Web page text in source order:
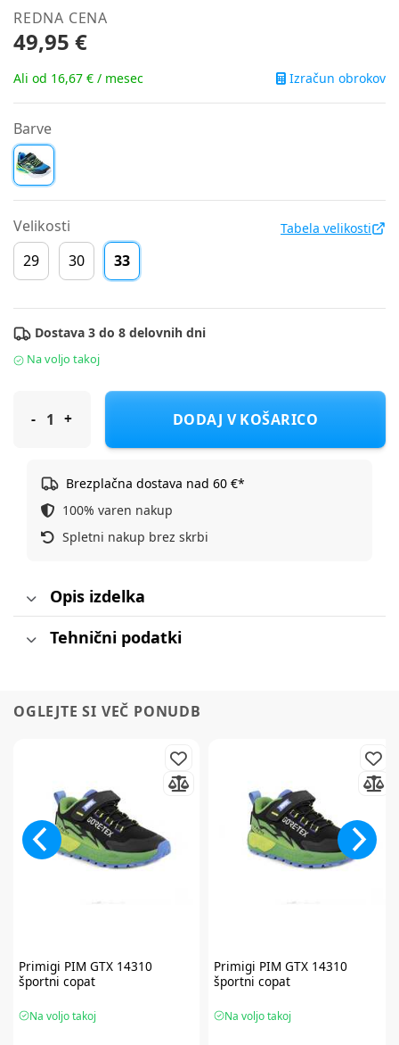
REDNA CENA
49,95 €
Ali od 16,67 € / mesec Izračun obrokov
Barve
Velikosti Tabela velikosti
29 30 33
Dostava 3 do 8 delovnih dni
Na voljo takoj
Skechers športni copat 400139L BBLM S LIGHTS-FLEX-GLOW
DODAJ V KOŠARICO
Brezplačna dostava nad 60 €*
100% varen nakup
Spletni nakup brez skrbi
Opis izdelka
Tehnični podatki
OGLEJTE SI VEČ PONUDB
Primigi PIM GTX 14310
športni copat
Na voljo takoj
Primigi PIM GTX 14310
športni copat
Na voljo takoj